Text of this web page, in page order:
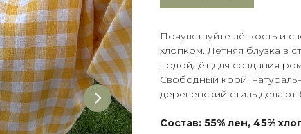
Почувствуйте лёгкость и
хлопком. Летняя блузка в
подойдёт для создания
Свободный крой,
деревенский стиль
Состав: 55% лен, 45%